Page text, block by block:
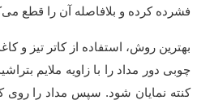
فشرده کرده و بلافاصله آن را قطع
بهترین روش، استفاده از کاتر تیز و
چوبی دور مداد را با زاویه ملایم
کنته نمایان شود. سپس مداد را روی